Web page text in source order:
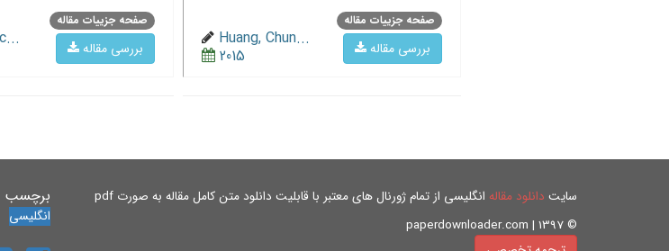
صفحه جزییات مقاله
بررسی مقاله
Huang, Chun...
2015
صفحه جزییات مقاله
بررسی مقاله
سایت دانلود مقاله انگلیسی از تمام ژورنال های معتبر با قابلیت دانلود متن کامل مقاله به صورت pdf
© paperdownloader.com | 1397
برچسب
انگلیسی